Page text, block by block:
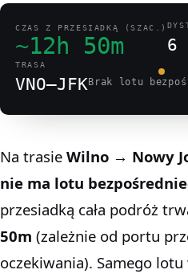
CZAS Z PRZESIADKĄ (SZAC.)
~12h 50m 6
TRASA
VNO–JFKBrak lotu
Na trasie Wilno → Nowy
nie ma lotu
przesiadką cała podróż
50m (zależnie od portu
oczekiwania). Samego